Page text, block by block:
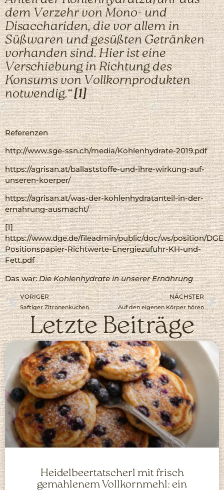
dem Verzehr von Mono- und
Disacchariden, die vor allem in
Süßwaren und gesüßten Getränken
vorhanden sind. Hier ist eine
Verschiebung in Richtung des
Konsums von Vollkornprodukten
notwendig.“[1]
Referenzen
http://www.sge-ssn.ch/media/Kohlenhydrate-2019.pdf
https://agrisan.at/ballaststoffe-und-ihre-wirkung-auf-
unseren-koerper/
https://agrisan.at/was-der-kohlenhydratanteil-in-der-
ernahrung-ausmacht/
[1]
https://www.dge.de/fileadmin/public/doc/ws/position/
Positionspapier-Richtwerte-Energiezufuhr-KH-und-
Fett.pdf
Das war:Die Kohlenhydrate in unserer Ernährung
VORIGER
Saftiger Zitronenkuchen
NÄCHSTER
Auf den eigenen Körper hören
Letzte Beiträge
Heidelbeertatscherl mit frisch
gemahlenem Vollkornmehl: ein